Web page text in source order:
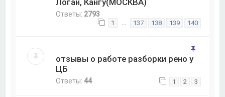
Логан, Кангу(МОСКВА)
Ответы: 2793
1 … 137 138 139 140
отзывы о работе разборки рено у
ЦБ
Ответы:44 1 2 3